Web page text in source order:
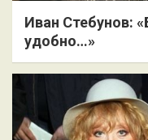
Иван Стебунов:
удобно…»